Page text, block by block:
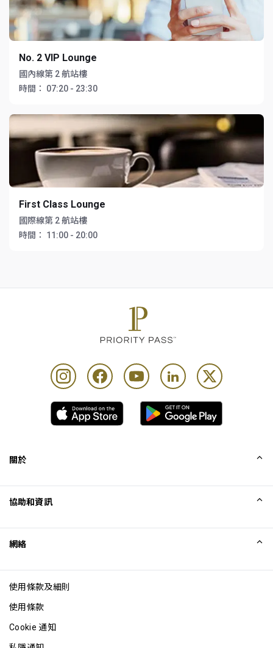
No. 2 VIP Lounge
國內線第 2 航站樓
時間：
07:20 - 23:30
First Class Lounge
國際線第 2 航站樓
時間：
11:00 - 20:00
關於
Excellence Awards
網誌
協助和資訊
網絡
使用條款及細則
使用條款
Cookie 通知